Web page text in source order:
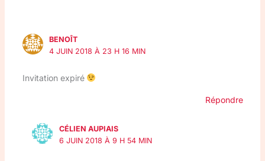
BENOÎT
4 JUIN 2018 À 23 H 16 MIN
Invitation expiré
Répondre
CÉLIEN AUPIAIS
6 JUIN 2018 À 9 H 54 MIN